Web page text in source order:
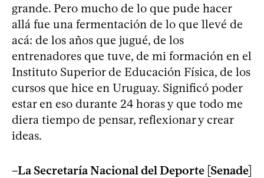
grande. Pero mucho de lo que pude hacer
allá fue una fermentación de lo que llevé de
acá: de los años que jugué, de los
entrenadores que tuve, de mi formación en el
Instituto Superior de Educación Física, de los
cursos que hice en Uruguay. Significó poder
estar en eso durante 24 horas y que todo me
diera tiempo de pensar, reflexionar y crear
ideas.
–La Secretaría Nacional del Deporte [Senade]